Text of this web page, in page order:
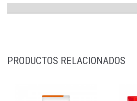
PRODUCTOS RELACIONADOS